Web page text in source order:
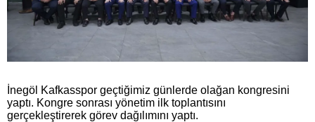
İnegöl Kafkasspor geçtiğimiz günlerde olağan kongresini
yaptı. Kongre sonrası yönetim ilk toplantısını
gerçekleştirerek görev dağılımını yaptı.